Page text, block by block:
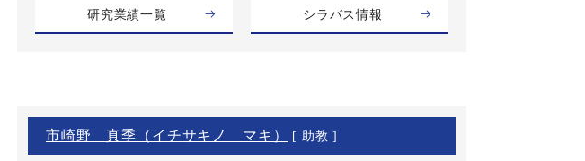
研究業績一覧 シラバス情報
市崎野 真季（イチサキノ マキ） [ 助教 ]